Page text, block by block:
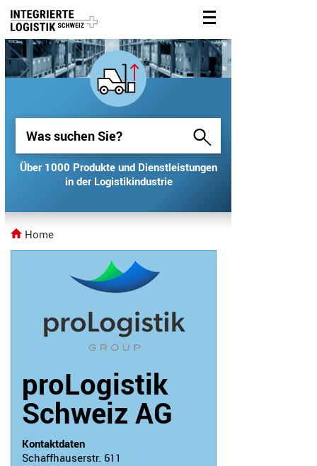
Über 1000 Produkte und Dienstleistungen
in der Logistikindustrie
Über 1000 Produkte und Dienstleistungen
in der Logistikindustrie
Home
proLogistik
Schweiz AG
Kontaktdaten
Schaffhauserstr. 611